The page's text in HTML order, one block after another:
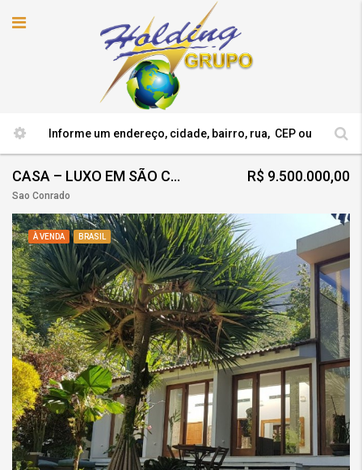
CASA – LUXO EM SÃO CONRADO, RJ
Sao Conrado
R$ 9.500.000,00
À VENDA BRASIL